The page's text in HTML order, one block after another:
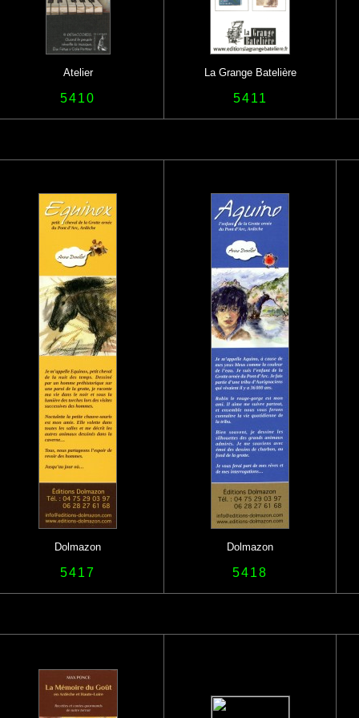
Atelier La Grange Batelière
5410 5411
Dolmazon Dolmazon
5417 5418